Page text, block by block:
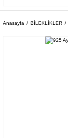
Anasayfa BİLEKLİKLER